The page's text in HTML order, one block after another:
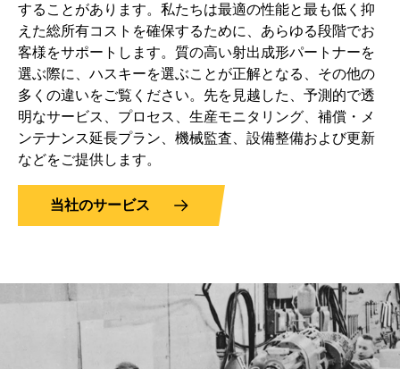
することがあります。私たちは最適の性能と最も低く抑
えた総所有コストを確保するために、あらゆる段階でお
客様をサポートします。質の高い射出成形パートナーを
選ぶ際に、ハスキーを選ぶことが正解となる、その他の
多くの違いをご覧ください。先を見越した、予測的で透
明なサービス、プロセス、生産モニタリング、補償・メ
ンテナンス延長プラン、機械監査、設備整備および更新
などをご提供します。
当社のサービス